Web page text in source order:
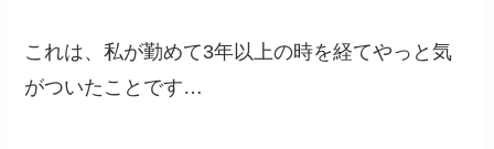
これは、私が勤めて3年以上の時を経てやっと気
がついたことです…